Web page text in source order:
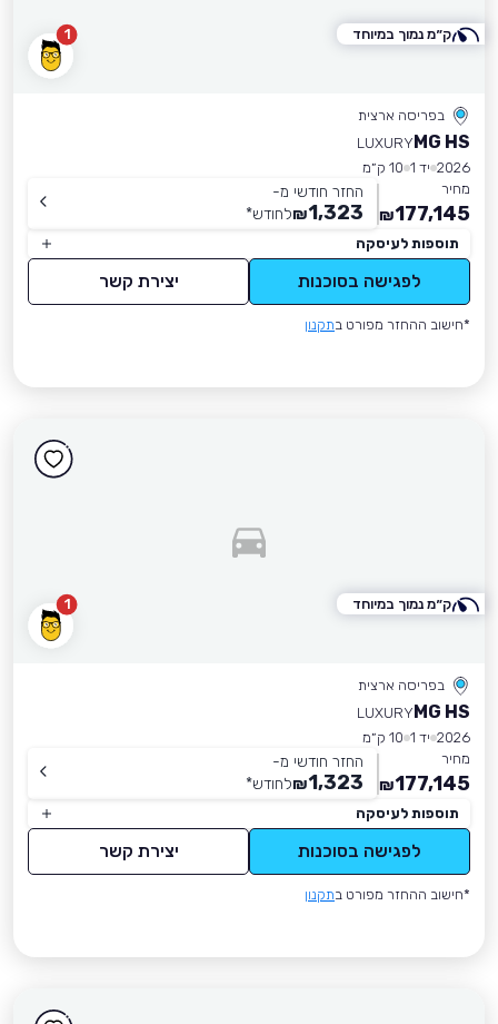
1
בפריסה ארצית
MG HS
LUXURY
2026 יד 1
10 ק״מ
מחיר
177,145
₪
החזר חודשי מ-
1,323
₪לחודש*
תוספות לעיסקה
לפגישה בסוכנות יצירת קשר
*חישוב ההחזר מפורט בתקנון
ק״מ נמוך במיוחד
1
בפריסה ארצית
MG HS
LUXURY
2026 יד 1
10 ק״מ
מחיר
177,145
₪
החזר חודשי מ-
1,323
₪לחודש*
תוספות לעיסקה
לפגישה בסוכנות יצירת קשר
*חישוב ההחזר מפורט בתקנון
ק״מ נמוך במיוחד